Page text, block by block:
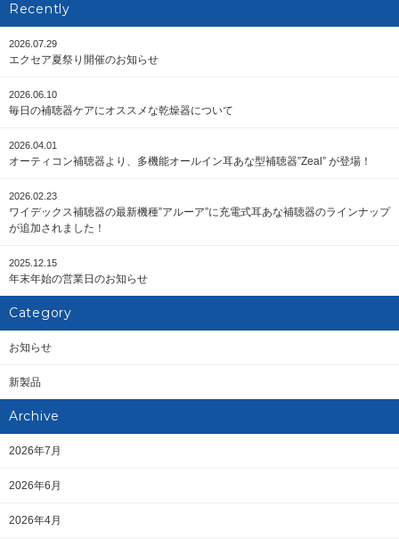
Recently
2026.07.29
エクセア夏祭り開催のお知らせ
2026.06.10
毎日の補聴器ケアにオススメな乾燥器について
2026.04.01
オーティコン補聴器より、多機能オールイン耳あな型補聴器”Zeal” が登場！
2026.02.23
ワイデックス補聴器の最新機種”アルーア”に充電式耳あな補聴器のラインナップ
が追加されました！
2025.12.15
年末年始の営業日のお知らせ
Category
お知らせ
新製品
Archive
2026年7月
2026年6月
2026年4月